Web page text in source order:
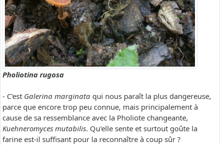
Pholiotina rugosa
- C'est Galerina marginata qui nous paraît la plus dangereuse,
parce que encore trop peu connue, mais principalement à
cause de sa ressemblance avec la Pholiote changeante,
Kuehneromyces mutabilis. Qu'elle sente et surtout goûte la
farine est-il suffisant pour la reconnaître à coup sûr ?